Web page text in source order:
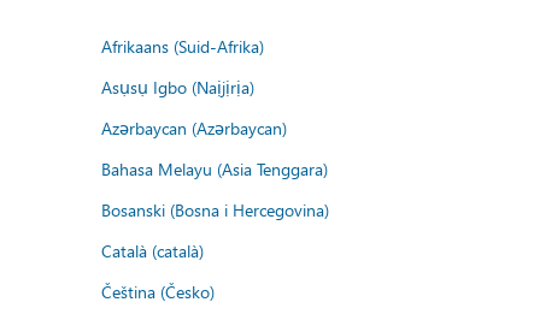
Afrikaans (Suid-Afrika)
Asụsụ Igbo (Naịjịrịa)
Azərbaycan (Azərbaycan)
Bahasa Melayu (Asia Tenggara)
Bosanski (Bosna i Hercegovina)
Català (català)
Čeština (Česko)